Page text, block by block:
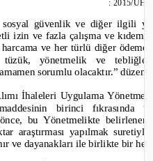
:2015/
güvenlik ve diğer ilgili
izin ve fazla çalışma ve
harcama ve her türlü diğer
tüzük, yönetmelik ve
sorumlu olacaktır.”
İhaleleri Uygulama
birinci fıkrasında “
önce, bu Yönetmelikte
araştırması yapılmak
ve dayanakları ile birlikte bir